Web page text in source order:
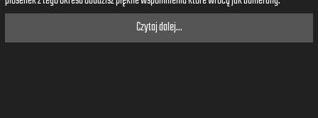
Czytaj dalej...